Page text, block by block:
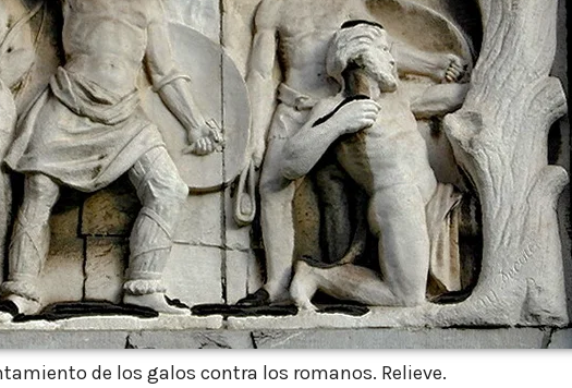
de los galos contra los romanos. Relieve.